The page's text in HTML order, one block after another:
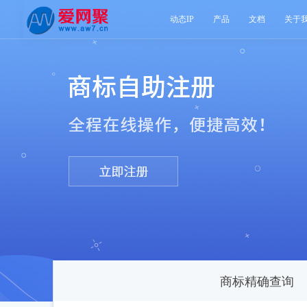
动态IP 产品 文档 关于
商标精确查询